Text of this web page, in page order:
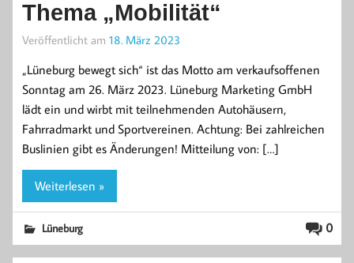
Thema „Mobilität“
Veröffentlicht am 18. März 2023
„Lüneburg bewegt sich“ ist das Motto am verkaufsoffenen
Sonntag am 26. März 2023. Lüneburg Marketing GmbH
lädt ein und wirbt mit teilnehmenden Autohäusern,
Fahrradmarkt und Sportvereinen. Achtung: Bei zahlreichen
Buslinien gibt es Änderungen! Mitteilung von: […]
Weiterlesen »
0
Lüneburg